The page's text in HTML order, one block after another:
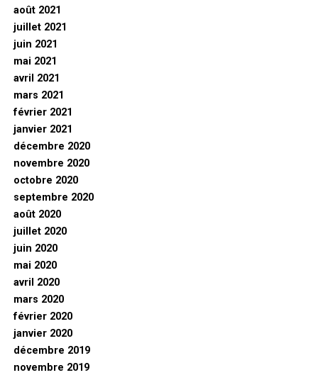
août 2021
juillet 2021
juin 2021
mai 2021
avril 2021
mars 2021
février 2021
janvier 2021
décembre 2020
novembre 2020
octobre 2020
septembre 2020
août 2020
juillet 2020
juin 2020
mai 2020
avril 2020
mars 2020
février 2020
janvier 2020
décembre 2019
novembre 2019